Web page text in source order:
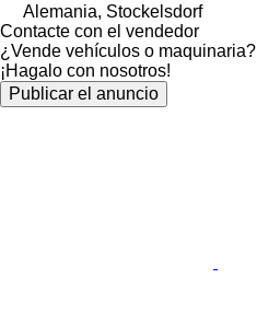
Alemania, Stockelsdorf
Contacte con el vendedor
¿Vende vehículos o maquinaria?
¡Hagalo con nosotros!
Publicar el anuncio